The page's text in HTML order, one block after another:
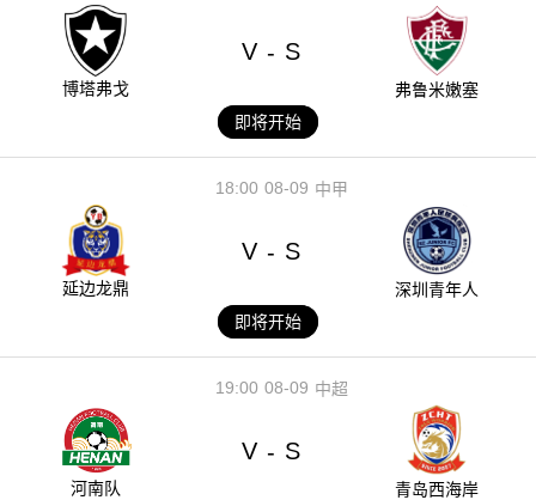
博塔弗戈
V - S
弗鲁米嫩塞
即将开始
08-09
18:00 中甲
延边龙鼎
V - S
深圳青年人
即将开始
08-09
19:00 中超
河南队
V - S
青岛西海岸